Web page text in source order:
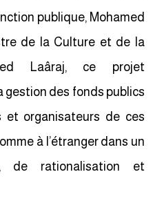
publique, Mohamed
de la Culture et de la
Laâraj, ce projet
gestion des fonds publics
et organisateurs de ces
à l’étranger dans un
de rationalisation et